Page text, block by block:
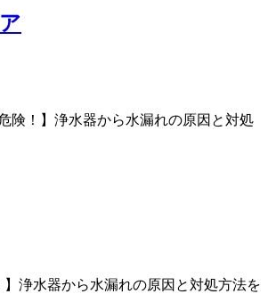
険！】浄水器から水漏れの原因と対処
】浄水器から水漏れの原因と対処方法を